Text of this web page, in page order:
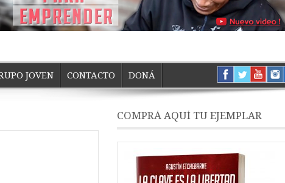
JOVEN CONTACTO DONÁ
COMPRÁ AQUÍ TU EJEMPLAR